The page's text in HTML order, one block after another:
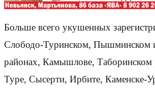
Больше всего укушенных
Слободо-Туринском, Пышминском
районах, Камышлове, Таборинском
Туре, Сысерти, Ирбите, Каменске-